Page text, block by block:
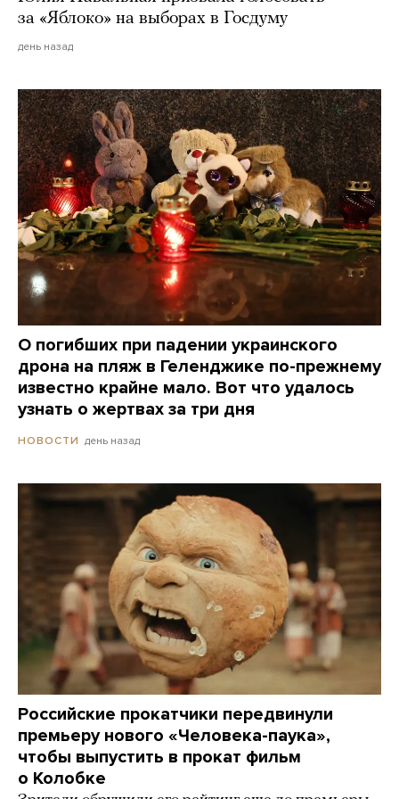
за «Яблоко» на выборах в Госдуму
день назад
О погибших при падении украинского
дрона на пляж в Геленджике по-прежнему
известно крайне мало. Вот что удалось
узнать о жертвах за три дня
НОВОСТИ день назад
Российские прокатчики передвинули
премьеру нового «Человека-паука»,
чтобы выпустить в прокат фильм
о Колобке